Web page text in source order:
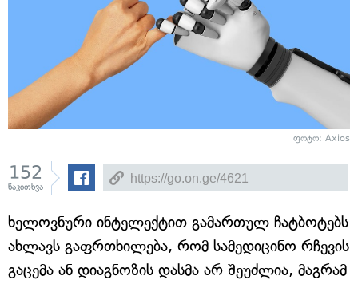
ფოტო: Axios
152
წაკითხვა
ხელოვნური ინტელექტით გამართულ ჩატბოტებს
ახლავს გაფრთხილება, რომ სამედიცინო რჩევის
გაცემა ან დიაგნოზის დასმა არ შეუძლია, მაგრამ